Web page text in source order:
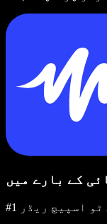
کے بارے میں
ٹو اسپیچ ریڈر